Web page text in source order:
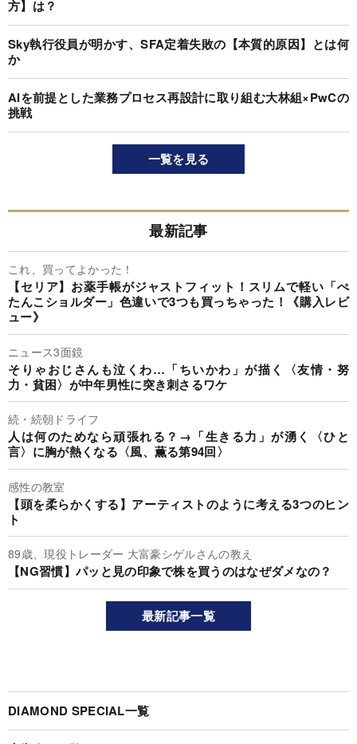
方】は？
Sky執行役員が明かす、SFA定着失敗の【本質的原因】とは何
か
AIを前提とした業務プロセス再設計に取り組む大林組×PwCの
挑戦
一覧を見る
最新記事
これ、買ってよかった！
【セリア】お薬手帳がジャストフィット！スリムで軽い「ぺ
たんこショルダー」色違いで3つも買っちゃった！《購入レビ
ュー》
ニュース3面鏡
そりゃおじさんも泣くわ…「ちいかわ」が描く〈友情・努
力・貧困〉が中年男性に突き刺さるワケ
続・続朝ドライフ
人は何のためなら頑張れる？→「生きる力」が湧く〈ひと
言〉に胸が熱くなる〈風、薫る第94回〉
感性の教室
【頭を柔らかくする】アーティストのように考える3つのヒン
ト
89歳、現役トレーダー 大富豪シゲルさんの教え
【NG習慣】パッと見の印象で株を買うのはなぜダメなの？
最新記事一覧
DIAMOND SPECIAL一覧